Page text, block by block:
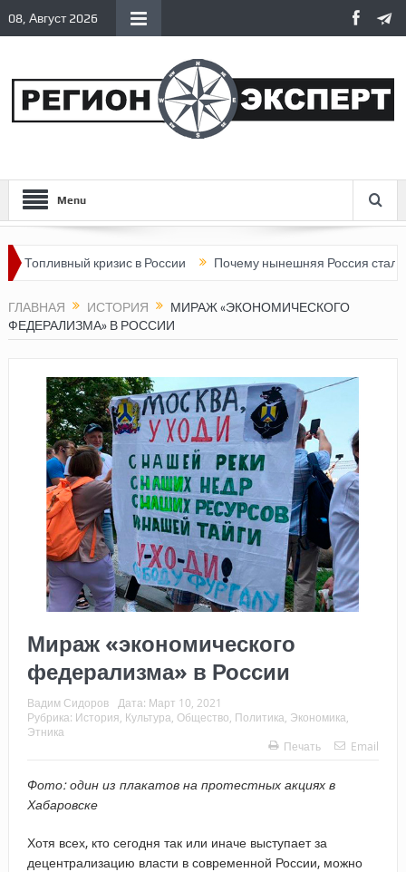
08, Август 2026
Menu
кризис в России Почему нынешняя Россия стала хуже,
ГЛАВНАЯ ИСТОРИЯ
МИРАЖ «ЭКОНОМИЧЕСКОГО
ФЕДЕРАЛИЗМА» В РОССИИ
Мираж «экономического
федерализма» в России
Вадим Сидоров Дата: Март 10, 2021
Рубрика: История Культура Общество Политика Экономика
Этника
Печать
Email
Фото: один из плакатов на протестных акциях в
Хабаровске
Хотя всех, кто сегодня так или иначе выступает за
децентрализацию власти в современной России, можно